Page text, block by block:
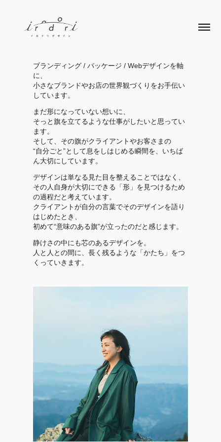
ブランディング / パッケージ / Webデザインを軸
に、
小さなブランドやお店の世界観づくりをお手伝い
しています。
まだ形になっていない想いに、
そっと旗を立てるような仕事がしたいと思ってい
ます。
そして、その旗がクライアントやお客さまの
“自分ごと”として息をしはじめる瞬間を、いちば
ん大切にしています。
デザインは単なる見た目を整えることではなく、
その人自身が大切にできる「形」を見つけるため
の過程だと考えています。
クライアントが自分の言葉でそのデザインを語り
はじめたとき、
初めて“意味のある旗”が立ったのだと感じます。
静けさの中にも芯のあるデザインを。
人と人との間に、長く残るような「かたち」をつ
くっていきます。